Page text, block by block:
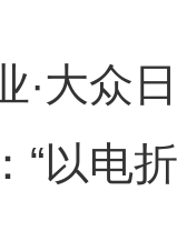
·大众
“以电